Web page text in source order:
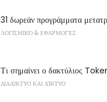
31 δωρεάν προγράμματα
ΛΟΓΙΣΜΙΚΌ & ΕΦΑΡΜΟΓΈΣ
Τι σημαίνει ο δακτύλιος
ΔΙΑΔΊΚΤΥΟ ΚΑΙ ΔΊΚΤΥΟ